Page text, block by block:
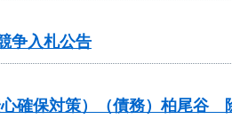
争入札公告
確保対策）（債務）柏尾谷